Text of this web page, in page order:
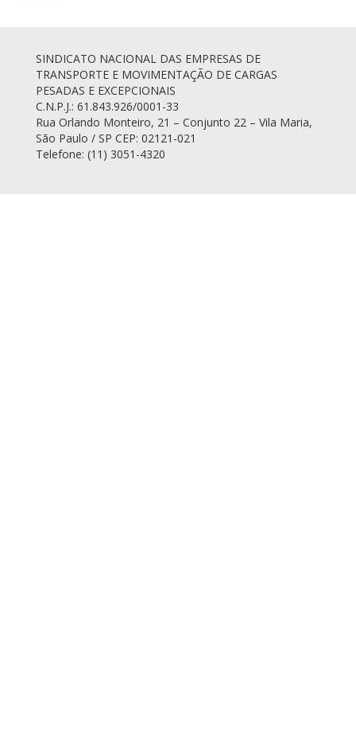
SINDICATO NACIONAL DAS EMPRESAS DE
TRANSPORTE E MOVIMENTAÇÃO DE CARGAS
PESADAS E EXCEPCIONAIS
C.N.P.J.: 61.843.926/0001-33
Rua Orlando Monteiro, 21 – Conjunto 22 – Vila Maria,
São Paulo / SP CEP: 02121-021
Telefone: (11) 3051-4320